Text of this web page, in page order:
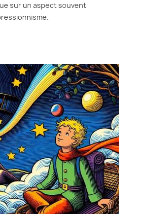
sur un aspect souvent